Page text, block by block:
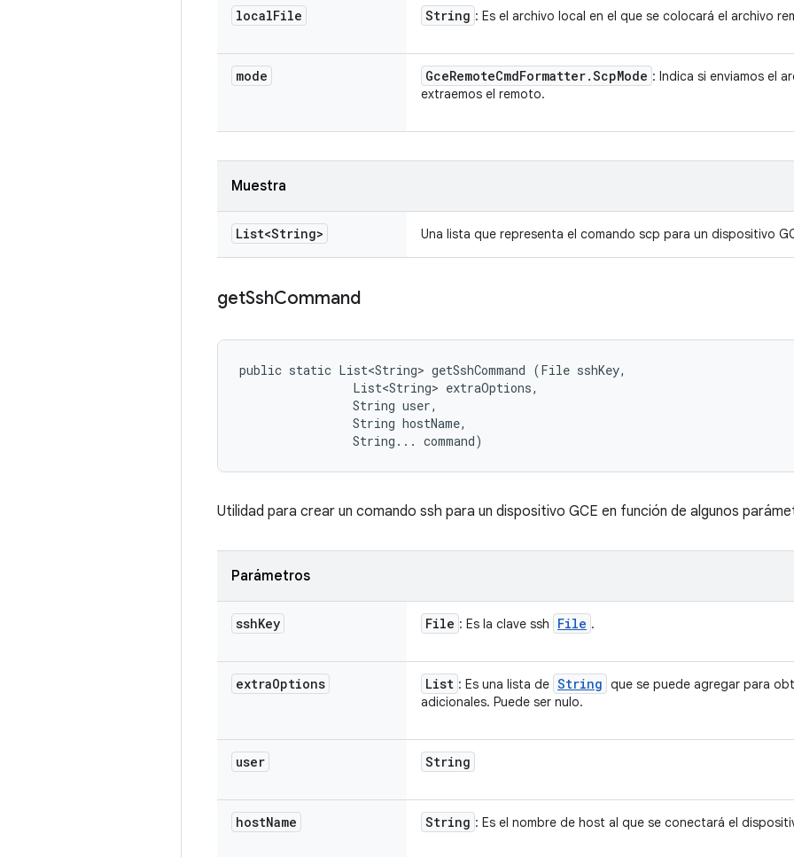
localFile String : Es el archivo local en el que se colocará el archivo
mode GceRemoteCmdFormatter.ScpMode : Indica si enviamos el
extraemos el remoto.
Muestra
List<String> Una lista que representa el comando scp para un dispositivo
getSshCommand
public static List<String> getSshCommand (File sshKey,
                List<String> extraOptions,
                String user,
                String hostName,
                String... command)
Utilidad para crear un comando ssh para un dispositivo GCE en función de algunos
Parámetros
sshKey File : Es la clave ssh File .
extraOptions List : Es una lista de String que se puede agregar para
adicionales. Puede ser nulo.
user String
hostName String : Es el nombre de host al que se conectará el